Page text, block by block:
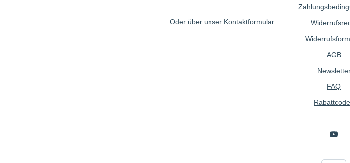
Oder über unser Kontaktformular.
AGB
Newsletter
FAQ